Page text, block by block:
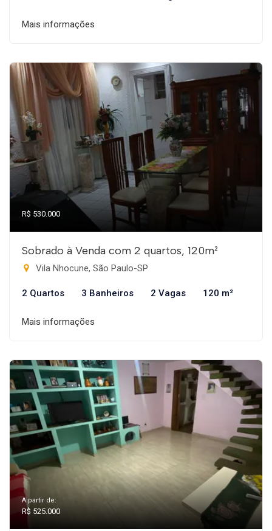
Mais informações
R$ 530.000
Sobrado à Venda com 2 quartos, 120m²
Vila Nhocune, São Paulo-SP
2 Quartos 3 Banheiros 2 Vagas 120 m²
Mais informações
A partir de:
R$ 525.000